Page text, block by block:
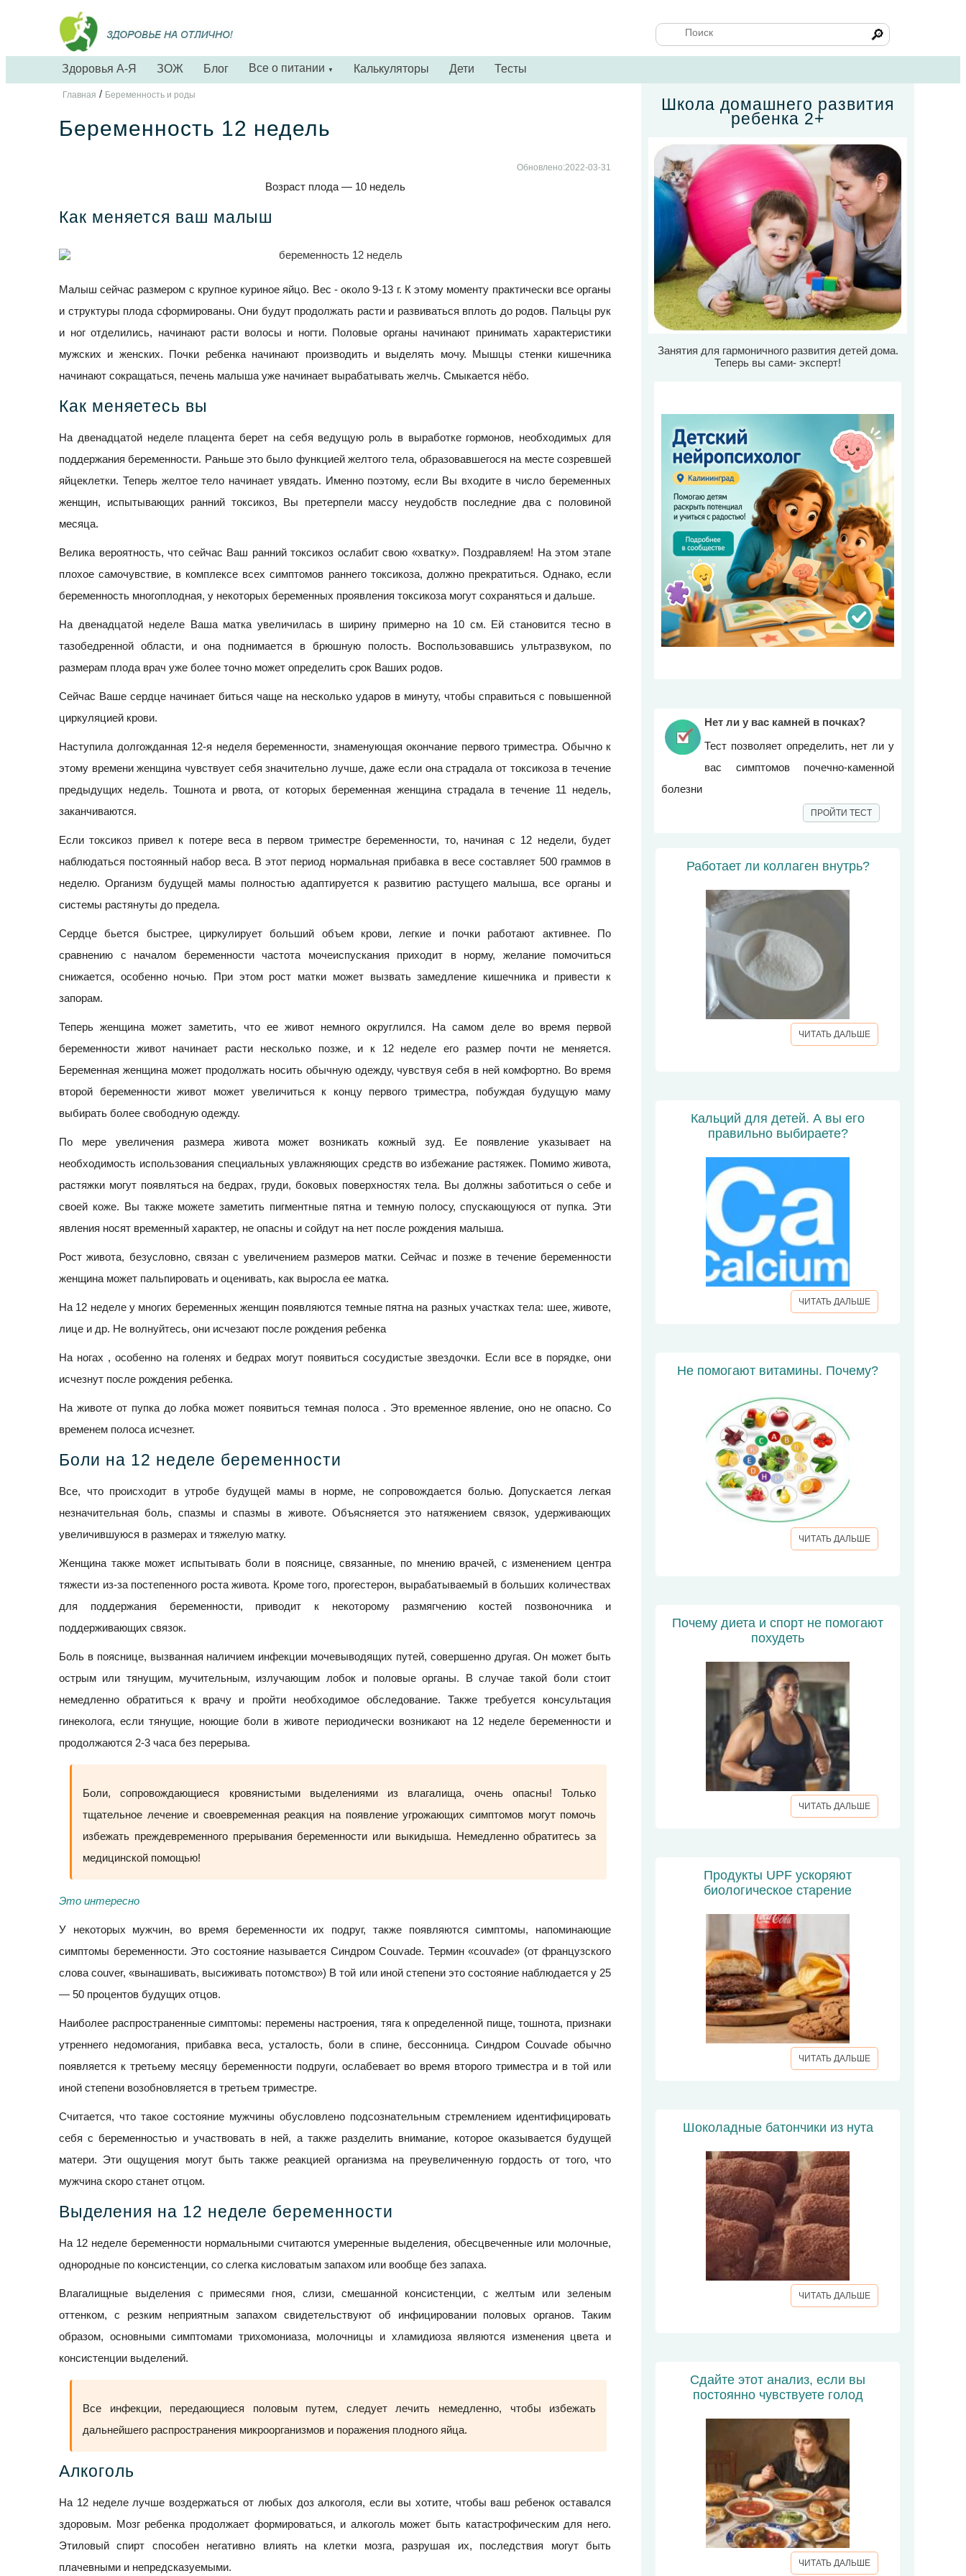
🔎
Здоровья А-Я ЗОЖ Блог Все о питании ▼ Калькуляторы Дети Тесты
Главная / Беременность и роды
Беременность 12 недель
Обновлено:2022-03-31
Возраст плода — 10 недель
Как меняется ваш малыш
Малыш сейчас размером с крупное куриное яйцо. Вес - около 9-13 г. К этому моменту практически все органы
и структуры плода cформированы. Они будут продолжать расти и развиваться вплоть до родов. Пальцы рук
и ног отделились, начинают расти волосы и ногти. Половые органы начинают принимать характеристики
мужских и женских. Почки ребенка начинают производить и выделять мочу. Мышцы стенки кишечника
начинают сокращаться, печень малыша уже начинает вырабатывать желчь. Смыкается нёбо.
Как меняетесь вы
На двенадцатой неделе плацента берет на себя ведущую роль в выработке гормонов, необходимых для
поддержания беременности. Раньше это было функцией желтого тела, образовавшегося на месте созревшей
яйцеклетки. Теперь желтое тело начинает увядать. Именно поэтому, если Вы входите в число беременных
женщин, испытывающих ранний токсикоз, Вы претерпели массу неудобств последние два с половиной
месяца.
Велика вероятность, что сейчас Ваш ранний токсикоз ослабит свою «хватку». Поздравляем! На этом этапе
плохое самочувствие, в комплексе всех симптомов раннего токсикоза, должно прекратиться. Однако, если
беременность многоплодная, у некоторых беременных проявления токсикоза могут сохраняться и дальше.
На двенадцатой неделе Ваша матка увеличилась в ширину примерно на 10 см. Ей становится тесно в
тазобедренной области, и она поднимается в брюшную полость. Воспользовавшись ультразвуком, по
размерам плода врач уже более точно может определить срок Ваших родов.
Сейчас Ваше сердце начинает биться чаще на несколько ударов в минуту, чтобы справиться с повышенной
циркуляцией крови.
Наступила долгожданная 12-я неделя беременности, знаменующая окончание первого триместра. Обычно к
этому времени женщина чувствует себя значительно лучше, даже если она страдала от токсикоза в течение
предыдущих недель. Тошнота и рвота, от которых беременная женщина страдала в течение 11 недель,
заканчиваются.
Если токсикоз привел к потере веса в первом триместре беременности, то, начиная с 12 недели, будет
наблюдаться постоянный набор веса. В этот период нормальная прибавка в весе составляет 500 граммов в
неделю. Организм будущей мамы полностью адаптируется к развитию растущего малыша, все органы и
системы растянуты до предела.
Сердце бьется быстрее, циркулирует больший объем крови, легкие и почки работают активнее. По
сравнению с началом беременности частота мочеиспускания приходит в норму, желание помочиться
снижается, особенно ночью. При этом рост матки может вызвать замедление кишечника и привести к
запорам.
Теперь женщина может заметить, что ее живот немного округлился. На самом деле во время первой
беременности живот начинает расти несколько позже, и к 12 неделе его размер почти не меняется.
Беременная женщина может продолжать носить обычную одежду, чувствуя себя в ней комфортно. Во время
второй беременности живот может увеличиться к концу первого триместра, побуждая будущую маму
выбирать более свободную одежду.
По мере увеличения размера живота может возникать кожный зуд. Ее появление указывает на
необходимость использования специальных увлажняющих средств во избежание растяжек. Помимо живота,
растяжки могут появляться на бедрах, груди, боковых поверхностях тела. Вы должны заботиться о себе и
своей коже. Вы также можете заметить пигментные пятна и темную полосу, спускающуюся от пупка. Эти
явления носят временный характер, не опасны и сойдут на нет после рождения малыша.
Рост живота, безусловно, связан с увеличением размеров матки. Сейчас и позже в течение беременности
женщина может пальпировать и оценивать, как выросла ее матка.
На 12 неделе у многих беременных женщин появляются темные пятна на разных участках тела: шее, животе,
лице и др. Не волнуйтесь, они исчезают после рождения ребенка
На ногах , особенно на голенях и бедрах могут появиться сосудистые звездочки. Если все в порядке, они
исчезнут после рождения ребенка.
На животе от пупка до лобка может появиться темная полоса . Это временное явление, оно не опасно. Со
временем полоса исчезнет.
Боли на 12 неделе беременности
Все, что происходит в утробе будущей мамы в норме, не сопровождается болью. Допускается легкая
незначительная боль, спазмы и спазмы в животе. Объясняется это натяжением связок, удерживающих
увеличившуюся в размерах и тяжелую матку.
Женщина также может испытывать боли в пояснице, связанные, по мнению врачей, с изменением центра
тяжести из-за постепенного роста живота. Кроме того, прогестерон, вырабатываемый в больших количествах
для поддержания беременности, приводит к некоторому размягчению костей позвоночника и
поддерживающих связок.
Боль в пояснице, вызванная наличием инфекции мочевыводящих путей, совершенно другая. Он может быть
острым или тянущим, мучительным, излучающим лобок и половые органы. В случае такой боли стоит
немедленно обратиться к врачу и пройти необходимое обследование. Также требуется консультация
гинеколога, если тянущие, ноющие боли в животе периодически возникают на 12 неделе беременности и
продолжаются 2-3 часа без перерыва.
Боли, сопровождающиеся кровянистыми выделениями из влагалища, очень опасны! Только
тщательное лечение и своевременная реакция на появление угрожающих симптомов могут помочь
избежать преждевременного прерывания беременности или выкидыша. Немедленно обратитесь за
медицинской помощью!
Это интересно
У некоторых мужчин, во время беременности их подруг, также появляются симптомы, напоминающие
симптомы беременности. Это состояние называется Синдром Couvade. Термин «couvade» (от французского
слова couver, «вынашивать, высиживать потомство») В той или иной степени это состояние наблюдается у 25
— 50 процентов будущих отцов.
Наиболее распространенные симптомы: перемены настроения, тяга к определенной пище, тошнота, признаки
утреннего недомогания, прибавка веса, усталость, боли в спине, бессонница. Синдром Couvade обычно
появляется к третьему месяцу беременности подруги, ослабевает во время второго триместра и в той или
иной степени возобновляется в третьем триместре.
Считается, что такое состояние мужчины обусловлено подсознательным стремлением идентифицировать
себя с беременностью и участвовать в ней, а также разделить внимание, которое оказывается будущей
матери. Эти ощущения могут быть также реакцией организма на преувеличенную гордость от того, что
мужчина скоро станет отцом.
Выделения на 12 неделе беременности
На 12 неделе беременности нормальными считаются умеренные выделения, обесцвеченные или молочные,
однородные по консистенции, со слегка кисловатым запахом или вообще без запаха.
Влагалищные выделения с примесями гноя, слизи, смешанной консистенции, с желтым или зеленым
оттенком, с резким неприятным запахом свидетельствуют об инфицировании половых органов. Таким
образом, основными симптомами трихомониаза, молочницы и хламидиоза являются изменения цвета и
консистенции выделений.
Все инфекции, передающиеся половым путем, следует лечить немедленно, чтобы избежать
дальнейшего распространения микроорганизмов и поражения плодного яйца.
Алкоголь
На 12 неделе лучше воздержаться от любых доз алкоголя, если вы хотите, чтобы ваш ребенок оставался
здоровым. Мозг ребенка продолжает формироваться, и алкоголь может быть катастрофическим для него.
Этиловый спирт способен негативно влиять на клетки мозга, разрушая их, последствия могут быть
плачевными и непредсказуемыми.
Школа домашнего развития
ребенка 2+
Занятия для гармоничного развития детей дома.
Теперь вы сами- эксперт!
Нет ли у вас камней в почках?
Тест позволяет определить, нет ли у
вас симптомов почечно-каменной
болезни
ПРОЙТИ ТЕСТ
Работает ли коллаген внутрь?
ЧИТАТЬ ДАЛЬШЕ
Кальций для детей. А вы его
правильно выбираете?
ЧИТАТЬ ДАЛЬШЕ
Не помогают витамины. Почему?
ЧИТАТЬ ДАЛЬШЕ
Почему диета и спорт не помогают
похудеть
ЧИТАТЬ ДАЛЬШЕ
Продукты UPF ускоряют
биологическое старение
ЧИТАТЬ ДАЛЬШЕ
Шоколадные батончики из нута
ЧИТАТЬ ДАЛЬШЕ
Сдайте этот анализ, если вы
постоянно чувствуете голод
ЧИТАТЬ ДАЛЬШЕ